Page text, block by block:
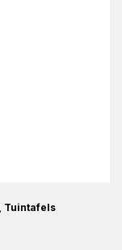
Tuintafels